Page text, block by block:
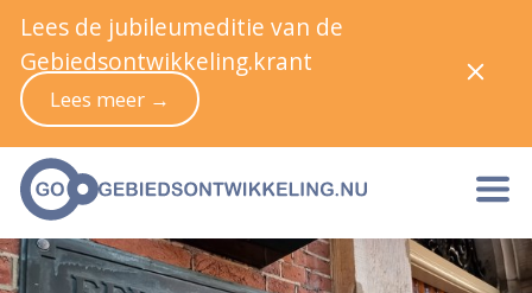
Lees de jubileumeditie van de
Gebiedsontwikkeling.krant
Lees meer →